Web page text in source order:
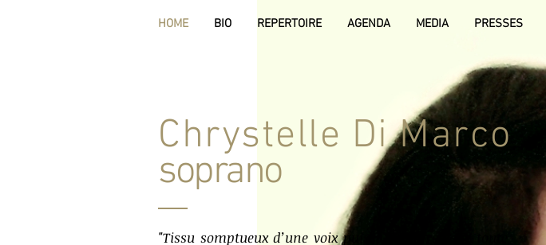
HOME BIO REPERTOIRE AGENDA MEDIA PRESSES
Chrystelle Di Marco
soprano
"Tissu somptueux d’une voix puissante, large sur toute